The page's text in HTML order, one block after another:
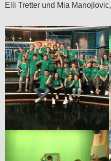
Elli Tretter und Mia